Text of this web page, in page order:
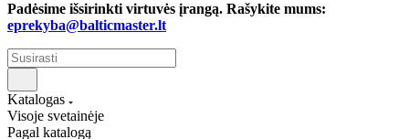
Padėsime išsirinkti virtuvės įrangą. Rašykite mums:
eprekyba@balticmaster.lt
Katalogas
Visoje svetainėje
Pagal katalogą